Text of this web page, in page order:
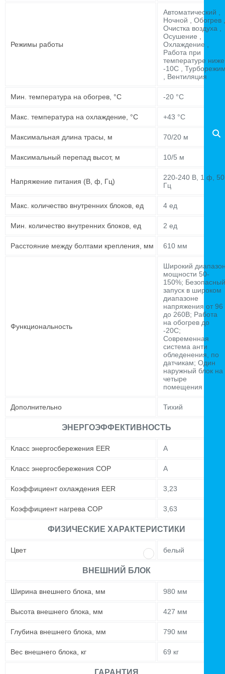
Режимы работы
Автоматический ,
Ночной , Обогрев ,
Очистка воздуха ,
Осушение ,
Охлаждение ,
Работа при
температуре ниже
-10C ,
, Вентиляция
Мин. температура на обогрев, °C -20 °C
Макс. температура на охлаждение, °C +43 °C
Максимальная длина трасы, м 70/20 м
Максимальный перепад высот, м 10/5 м
Напряжение питания (В, ф, Гц)
220-240 В, 1 ф, 50
Гц
Макс. количество внутренних блоков, ед 4 ед
Мин. количество внутренних блоков, ед 2 ед
Расстояние между болтами крепления, мм 610 мм
Функциональность
Широкий
мощности 50-
150%; Безопасный
запуск в широком
диапазоне
напряжения от 96
до 260В; Работа
на обогрев до
-20С;
Современная
система анти
обледенения, по
датчикам; Один
наружный блок на
четыре
помещения
Дополнительно Тихий
ЭНЕРГОЭФФЕКТИВНОСТЬ
Класс энергосбережения EER A
Класс энергосбережения COP A
Коэффициент охлаждения EER 3,23
Коэффициент нагрева COP 3,63
ФИЗИЧЕСКИЕ ХАРАКТЕРИСТИКИ
Цвет белый
ВНЕШНИЙ БЛОК
Ширина внешнего блока, мм 980 мм
Высота внешнего блока, мм 427 мм
Глубина внешнего блока, мм 790 мм
Вес внешнего блока, кг 69 кг
ГАРАНТИЯ